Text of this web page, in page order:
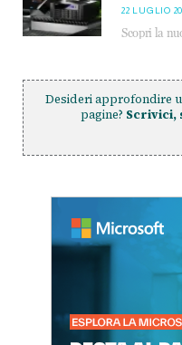
22 LUGLIO
Desideri approfondire
pagine? Scrivici,